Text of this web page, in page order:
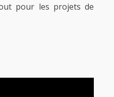
pour les projets de